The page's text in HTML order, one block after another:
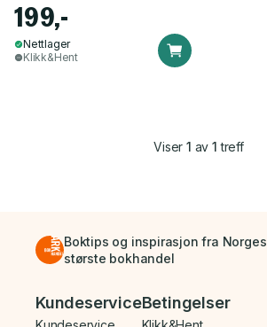
199,-
Nettlager
Klikk&Hent
Viser1 av 1 treff
Boktips og inspirasjon fra Norges
største bokhandel
Bunnmeny
KundeserviceBetingelser